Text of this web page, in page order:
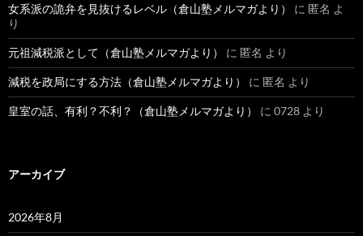
女系派の詭弁を見抜けるレベル（倉山塾メルマガより） に 匿名 よ
り
元祖減税派として（倉山塾メルマガより） に 匿名 より
減税を政局にする方法（倉山塾メルマガより） に 匿名 より
皇室の話、有利？不利？（倉山塾メルマガより） に 0728 より
アーカイブ
2026年8月